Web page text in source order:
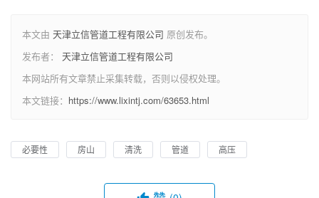
本文由 天津立信管道工程有限公司 原创发布。
发布者： 天津立信管道工程有限公司
本网站所有文章禁止采集转载，否则以侵权处理。
本文链接： https://www.lixintj.com/63653.html
必要性 房山 清洗 管道 高压